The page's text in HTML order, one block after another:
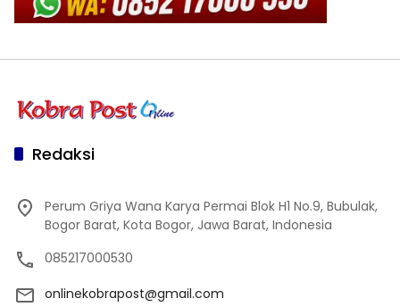
Redaksi
Perum Griya Wana Karya Permai Blok H1 No.9, Bubulak,
Bogor Barat, Kota Bogor, Jawa Barat, Indonesia
085217000530
onlinekobrapost@gmail.com